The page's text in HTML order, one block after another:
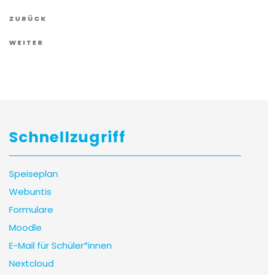
Vorheriger
ZURÜCK
Nächster
WEITER
Schnellzugriff
Speiseplan
Webuntis
Formulare
Moodle
E-Mail für Schüler*innen
Nextcloud